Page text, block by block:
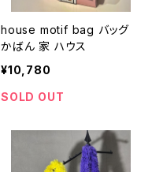
house motif bag バッグ
かばん 家 ハウス
¥10,780
SOLD OUT